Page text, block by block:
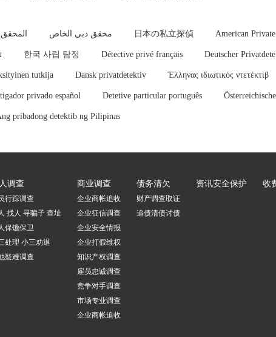
محقق دبي الخاص 日本の私立探偵 American
한국 사립 탐정 Détective privé français Deutscher
tutkija Dansk privatdetektiv Έλληνας ιδιωτικός ντετέκτιβ
privado español Detetive particular português
pribadong detektib ng Pilipinas
调查
行踪调查
找人 寻骗子 查址
保镳保卫
处理 小三劝退
疑难调查
商业调查
企业商帐追收
企业征信调查
企业安全情报
企业打假维权
知识产权调查
雇员忠诚调查
竞争对手调查
市场专业调查
企业商帐追收
债务清欠
财产调查取证
追债清债讨债
资讯安全保护 收